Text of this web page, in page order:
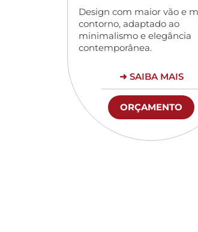
Design com maior vão e
contorno, adaptado ao
minimalismo e elegância
contemporânea.
➜ SAIBA MAIS
ORÇAMENTO